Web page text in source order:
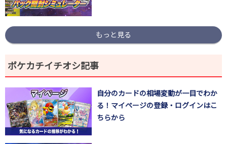
もっと見る
ポケカチイチオシ記事
自分のカードの相場変動が一目でわか
る！マイページの登録・ログインはこ
ちらから